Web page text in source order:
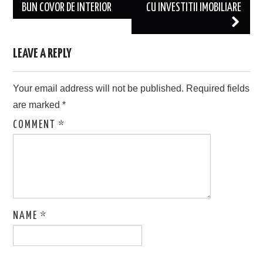
navigation
BUN COVOR DE INTERIOR
CU INVESTITII IMOBILIARE
LEAVE A REPLY
Your email address will not be published. Required fields
are marked*
COMMENT*
NAME*